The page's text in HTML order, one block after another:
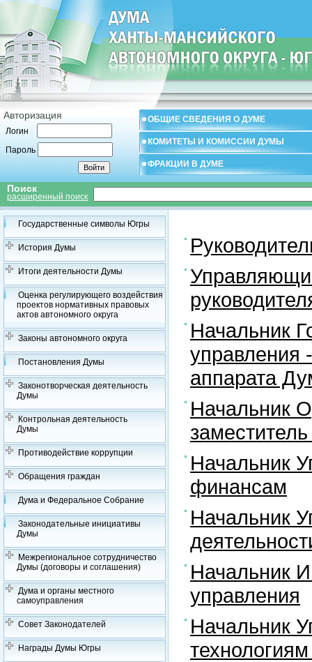
Авторизация
Логин
Пароль
ОБЩИЕ СВЕДЕНИЯ О ДУМЕ
КОМИТЕТЫ И КОМИССИИ ДУМЫ
ФРАКЦИИ В ДУМЕ
Поиск
расширенный поиск
Государственные символы Югры
История Думы
Итоги деятельности Думы
Оценка регулирующего воздействия
проектов нормативных правовых
актов автономного округа
Законы автономного округа
Постановления Думы
Законотворческая деятельность
Думы
Контрольная деятельность
Думы
Противодействие коррупции
Обращения граждан
Дума и Федеральное Собрание
Законодательные инициативы
Думы
Межрегиональное сотрудничество
Думы (договоры и соглашения)
Дума и органы местного
самоуправления
Совет Законодателей
Награды Думы Югры
Начальник
управления
аппарата
Начальник
Начальник
финансам
Начальник
Начальник
управления
Начальник